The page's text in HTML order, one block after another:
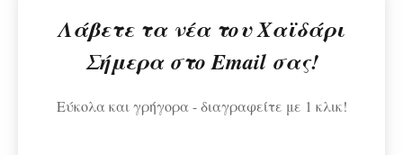
Λάβετε τα νέα του Χαϊδάρι
Σήμερα στο Email σας!
Εύκολα και γρήγορα - διαγραφείτε με 1 κλικ!